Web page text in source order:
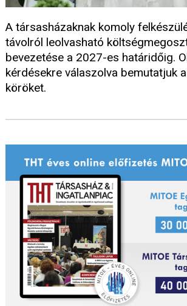
A társasházaknak komoly
távolról leolvasható
bevezetése a 2027-es határidőig.
kérdésekre válaszolva bemutatjuk
köröket.